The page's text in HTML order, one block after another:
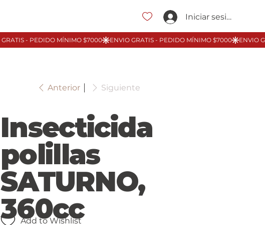
Iniciar sesión
Anterior Siguiente
Insecticida
polillas
SATURNO,
360cc
Add to Wishlist